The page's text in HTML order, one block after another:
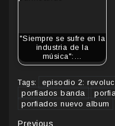
"Siempre se sufre en la
industria de la
música":…
Tags: episodio 2:
porfiados banda
porfiados nuevo album
Previous